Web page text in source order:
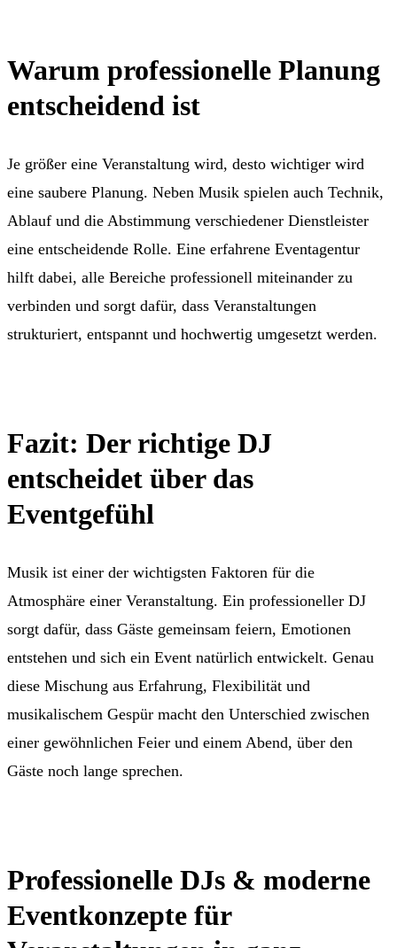
Warum professionelle Planung
entscheidend ist
Je größer eine Veranstaltung wird, desto wichtiger wird
eine saubere Planung. Neben Musik spielen auch Technik,
Ablauf und die Abstimmung verschiedener Dienstleister
eine entscheidende Rolle. Eine erfahrene Eventagentur
hilft dabei, alle Bereiche professionell miteinander zu
verbinden und sorgt dafür, dass Veranstaltungen
strukturiert, entspannt und hochwertig umgesetzt werden.
Fazit: Der richtige DJ
entscheidet über das
Eventgefühl
Musik ist einer der wichtigsten Faktoren für die
Atmosphäre einer Veranstaltung. Ein professioneller DJ
sorgt dafür, dass Gäste gemeinsam feiern, Emotionen
entstehen und sich ein Event natürlich entwickelt. Genau
diese Mischung aus Erfahrung, Flexibilität und
musikalischem Gespür macht den Unterschied zwischen
einer gewöhnlichen Feier und einem Abend, über den
Gäste noch lange sprechen.
Professionelle DJs & moderne
Eventkonzepte für